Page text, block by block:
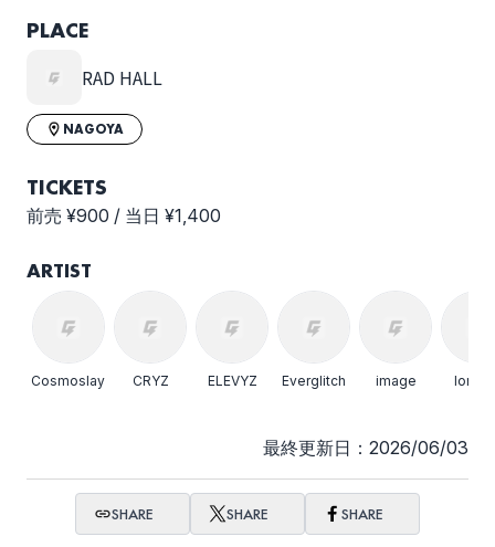
絶望キネマ
PLACE
RAD HALL
NAGOYA
TICKETS
前売 ¥900 / 当日 ¥1,400
ARTIST
Cosmoslay CRYZ ELEVYZ Everglitch image
最終更新日：2026/06/03
SHARE SHARE SHARE